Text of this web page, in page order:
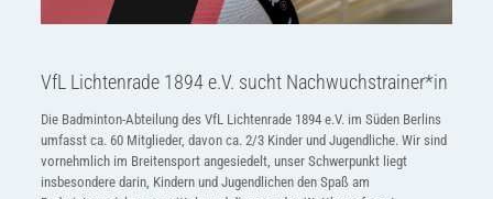
VfL Lichtenrade 1894 e.V. sucht Nachwuchstrainer*in
Die Badminton-Abteilung des VfL Lichtenrade 1894 e.V. im Süden Berlins
umfasst ca. 60 Mitglieder, davon ca. 2/3 Kinder und Jugendliche. Wir sind
vornehmlich im Breitensport angesiedelt, unser Schwerpunkt liegt
insbesondere darin, Kindern und Jugendlichen den Spaß am